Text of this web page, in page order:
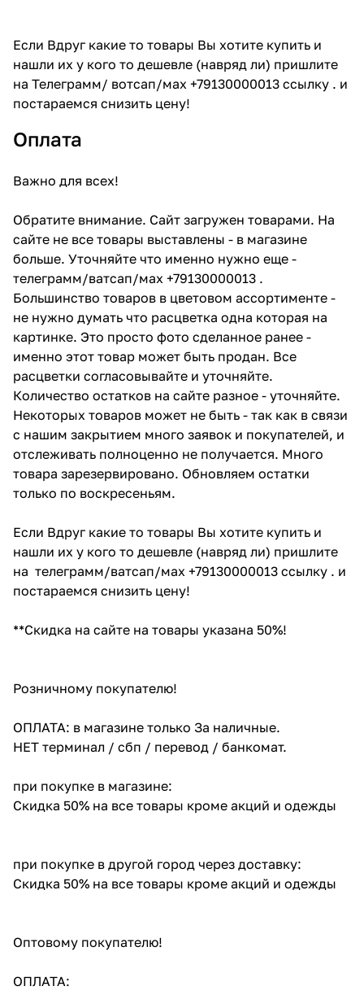
Если Вдруг какие то товары Вы хотите купить и
нашли их у кого то дешевле (навряд ли) пришлите
на Телеграмм/ вотсап/мах +79130000013 ссылку . и
постараемся снизить цену!
Оплата
Важно для всех!
Обратите внимание. Сайт загружен товарами. На
сайте не все товары выставлены - в магазине
больше. Уточняйте что именно нужно еще -
телеграмм/ватсап/мах +79130000013 .
Большинство товаров в цветовом ассортименте -
не нужно думать что расцветка одна которая на
картинке. Это просто фото сделанное ранее -
именно этот товар может быть продан. Все
расцветки согласовывайте и уточняйте.
Количество остатков на сайте разное - уточняйте.
Некоторых товаров может не быть - так как в связи
с нашим закрытием много заявок и покупателей, и
отслеживать полноценно не получается. Много
товара зарезервировано. Обновляем остатки
только по воскресеньям.
Если Вдруг какие то товары Вы хотите купить и
нашли их у кого то дешевле (навряд ли) пришлите
на телеграмм/ватсап/мах +79130000013 ссылку . и
постараемся снизить цену!
**Скидка на сайте на товары указана 50%!
Розничному покупателю!
ОПЛАТА: в магазине только За наличные.
НЕТ терминал / сбп / перевод / банкомат.
при покупке в магазине:
Скидка 50% на все товары кроме акций и одежды
при покупке в другой город через доставку:
Скидка 50% на все товары кроме акций и одежды
Оптовому покупателю!
ОПЛАТА: